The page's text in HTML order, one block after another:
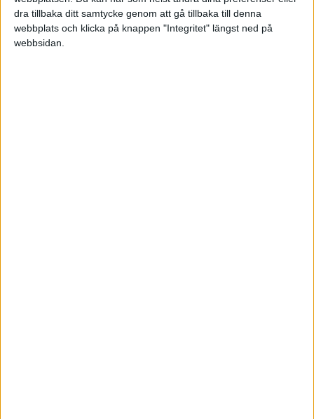
dra tillbaka ditt samtycke genom att gå tillbaka till denna
webbplats och klicka på knappen "Integritet" längst ned på
webbsidan.
Hej, hoppar in i tråden med egen fråga, men ändock relaterad. Vill
inte heller vara aktiv i mitt långsiktiga sparande, åtminstone inte för